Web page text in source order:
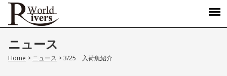
ニュース
Home > ニュース >3/25 入荷魚紹介